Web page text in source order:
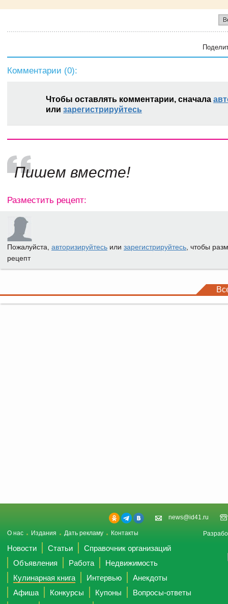
Комментарии (0):
Чтобы оставлять комментарии, сначала
или зарегистрируйтесь
Пишем вместе!
Разместить рецепт:
Пожалуйста, авторизируйтесь или зарегистрируйтесь , чтобы
рецепт
news@id41.ru
О нас Издания Дать рекламу Контакты
Новости Статьи
Справочник организаций
Объявления
Работа
Недвижимость
Кулинарная книга
Интервью
Анекдоты
Афиша
Конкурсы Купоны
Вопросы-ответы